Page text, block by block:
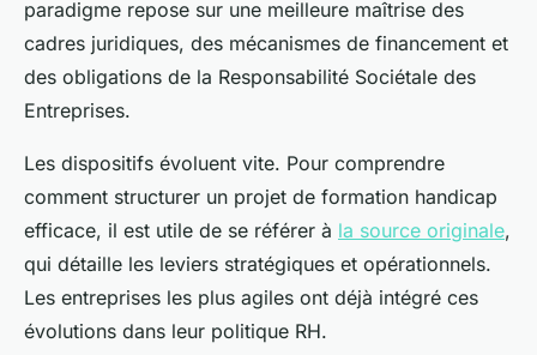
paradigme repose sur une meilleure maîtrise des
cadres juridiques, des mécanismes de financement et
des obligations de la Responsabilité Sociétale des
Entreprises.
Les dispositifs évoluent vite. Pour comprendre
comment structurer un projet de formation handicap
efficace, il est utile de se référer à la source originale,
qui détaille les leviers stratégiques et opérationnels.
Les entreprises les plus agiles ont déjà intégré ces
évolutions dans leur politique RH.